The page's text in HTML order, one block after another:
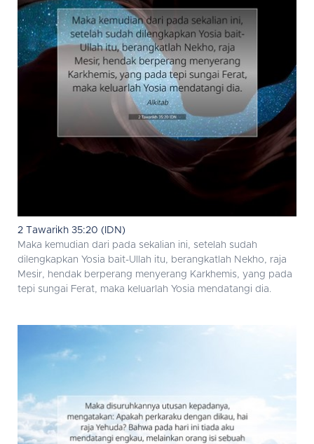
2 Tawarikh 35:20 (IDN)
Maka kemudian dari pada sekalian ini, setelah sudah
dilengkapkan Yosia bait-Ullah itu, berangkatlah Nekho, raja
Mesir, hendak berperang menyerang Karkhemis, yang pada
tepi sungai Ferat, maka keluarlah Yosia mendatangi dia.